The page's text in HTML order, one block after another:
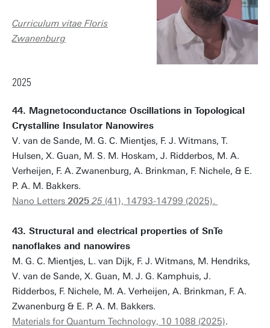
Curriculum vitae Floris
Zwanenburg
2025
44. Magnetoconductance Oscillations in Topological
Crystalline Insulator Nanowires
V. van de Sande, M. G. C. Mientjes, F. J. Witmans, T.
Hulsen, X. Guan, M. S. M. Hoskam, J. Ridderbos, M. A.
Verheijen, F. A. Zwanenburg, A. Brinkman, F. Nichele, & E.
P. A. M. Bakkers.
Nano Letters 2025 25 (41), 14793-14799 (2025).
43. Structural and electrical properties of SnTe
nanoflakes and nanowires
M. G. C. Mientjes, L. van Dijk, F. J. Witmans, M. Hendriks,
V. van de Sande, X. Guan, M. J. G. Kamphuis, J.
Ridderbos, F. Nichele, M. A. Verheijen, A. Brinkman, F. A.
Zwanenburg & E. P. A. M. Bakkers.
Materials for Quantum Technology, 10 1088 (2025).